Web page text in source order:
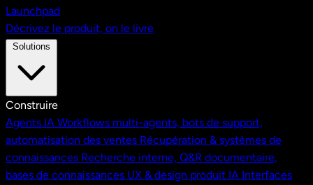
Launchpad
Décrivez le produit, on le livre
Construire
Agents IA Workflows multi-agents, bots de support,
automatisation des ventes Récupération & systèmes de
connaissances Recherche interne, Q&R documentaire,
bases de connaissances UX & design produit IA Interfaces